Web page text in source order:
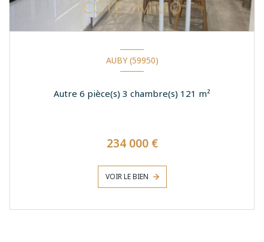
AUBY (59950)
Autre 6 pièce(s) 3 chambre(s) 121 m²
234 000 €
VOIR LE BIEN